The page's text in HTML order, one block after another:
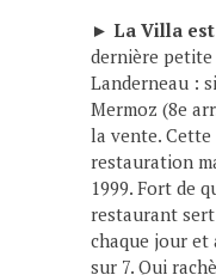
► La Villa
dernière petite
Landerneau :
Mermoz (8e
la vente.
restauration
1999. Fort de
restaurant
chaque jour et
sur 7. Qui